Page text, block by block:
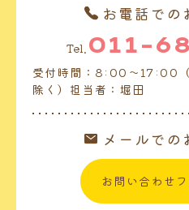
お電話での
Tel. 011-
受付時間：8:00～17:00（
除く）担当者：堀田
メールでの
お問い合わせ